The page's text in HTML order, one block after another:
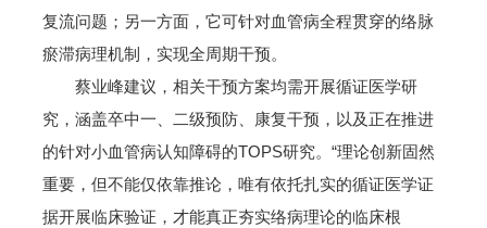
复流问题；另一方面，它可针对血管病全程贯穿的络脉
瘀滞病理机制，实现全周期干预。
蔡业峰建议，相关干预方案均需开展循证医学研
究，涵盖卒中一、二级预防、康复干预，以及正在推进
的针对小血管病认知障碍的TOPS研究。“理论创新固然
重要，但不能仅依靠推论，唯有依托扎实的循证医学证
据开展临床验证，才能真正夯实络病理论的临床根